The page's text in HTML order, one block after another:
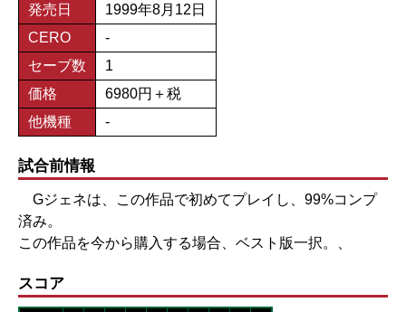
発売日
1999年8月12日
CERO
-
セーブ数
1
価格
6980円＋税
他機種
-
試合前情報
Gジェネは、この作品で初めてプレイし、99%コンプ
済み。
この作品を今から購入する場合、ベスト版一択。、
スコア